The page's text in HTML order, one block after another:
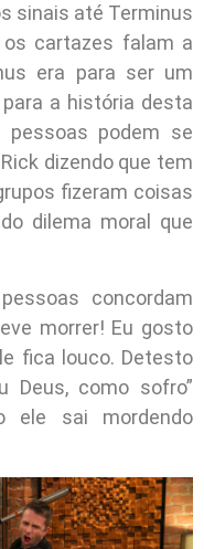
sinais até Terminus
os cartazes falam a
era para ser um
a história desta
pessoas podem se
dizendo que tem
fizeram coisas
dilema moral que
concordam
morrer! Eu gosto
fica louco. Detesto
Deus, como sofro”
ele sai mordendo